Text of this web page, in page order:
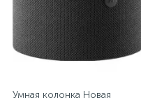
Умная колонка Новая
Сейфы оружейные